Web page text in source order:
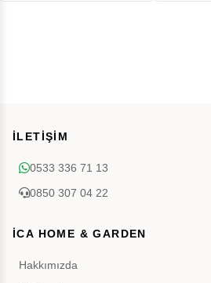
İLETİŞİM
0533 336 71 13
0850 307 04 22
İCA HOME & GARDEN
Hakkımızda